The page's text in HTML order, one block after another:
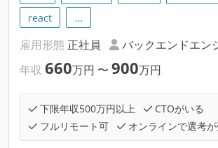
react
…
雇用形態 正社員 バックエンドエン
年収 660万円 〜 900万円
下限年収500万円以上
CTOがいる
フルリモート可
オンラインで選考